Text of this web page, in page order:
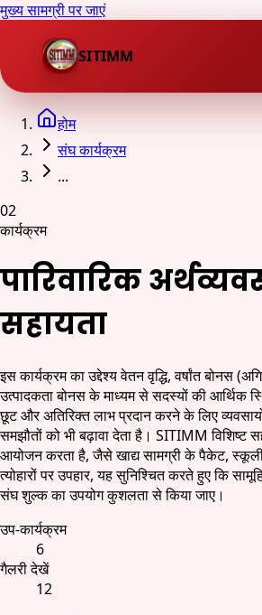
मुख्य सामग्री पर जाएं
SITIMM
होम
संघ कार्यक्रम
...
02
कार्यक्रम
पारिवारिक
सहायता
इस कार्यक्रम का उद्देश्य वेतन वृद्धि, वर्षांत बोनस
उत्पादकता बोनस के माध्यम से सदस्यों की आर्थिक
छूट और अतिरिक्त लाभ प्रदान करने के लिए
समझौतों को भी बढ़ावा देता है। SITIMM विशिष्ट
आयोजन करता है, जैसे खाद्य सामग्री के पैकेट,
त्योहारों पर उपहार, यह सुनिश्चित करते हुए कि
संघ शुल्क का उपयोग कुशलता से किया जाए।
उप-कार्यक्रम
6
गैलरी देखें
12